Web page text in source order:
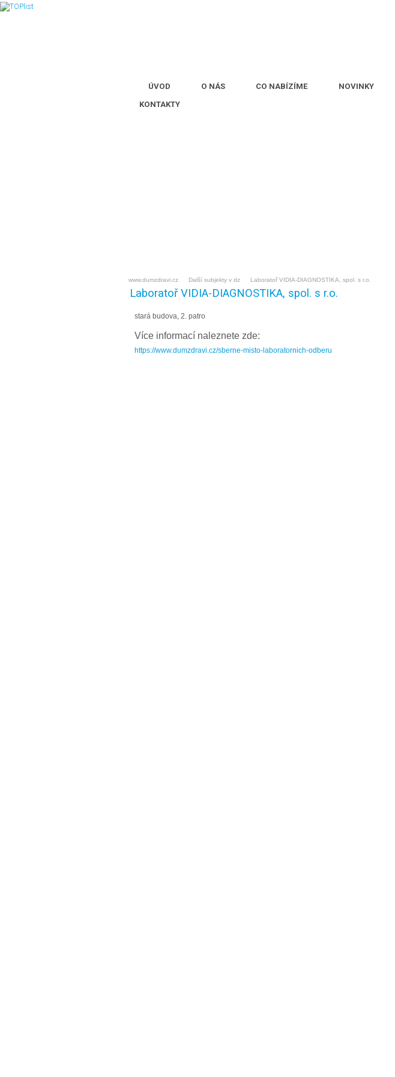
ÚVOD O NÁS CO NABÍZÍME NOVINKY
KONTAKTY
www.dumzdravi.cz Další subjekty v dz Laboratoř VIDIA-DIAGNOSTIKA, spol. s r.o.
Laboratoř VIDIA-DIAGNOSTIKA, spol. s r.o.
stará budova, 2. patro
Více informací naleznete zde:
https://www.dumzdravi.cz/sberne-misto-laboratornich-odberu